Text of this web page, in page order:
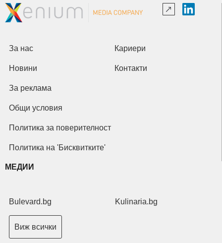
За нас Кариери
Новини Контакти
За реклама
Общи условия
Политика за поверителност
Политика на 'Бисквитките'
МЕДИИ
Bulevard.bg Kulinaria.bg
Виж всички